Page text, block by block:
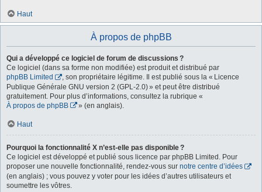
Haut
À propos de phpBB
Qui a développé ce logiciel de forum de discussions ?
Ce logiciel (dans sa forme non modifiée) est produit et distribué par
phpBB Limited
, son propriétaire légitime. Il est publié sous la « Licence
Publique Générale GNU version 2 (GPL-2.0) » et peut être distribué
gratuitement. Pour plus d’informations, consultez la rubrique «
À propos de phpBB
» (en anglais).
Haut
Pourquoi la fonctionnalité X n’est-elle pas disponible ?
Ce logiciel est développé et publié sous licence par phpBB Limited. Pour
proposer une nouvelle fonctionnalité, rendez-vous sur notre centre d’idées
(en anglais) ; vous pouvez y voter pour les idées d’autres utilisateurs et
soumettre les vôtres.